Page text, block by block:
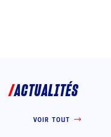
ACTUALITÉS
VOIR TOUT